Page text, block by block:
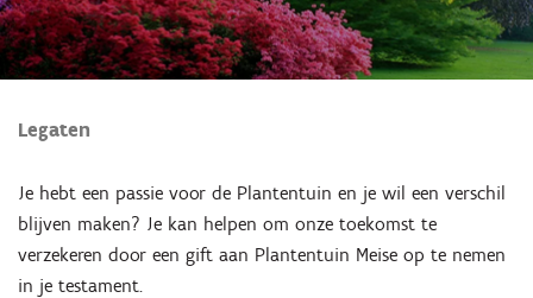
Legaten
Je hebt een passie voor de Plantentuin en je wil een verschil
blijven maken? Je kan helpen om onze toekomst te
verzekeren door een gift aan Plantentuin Meise op te nemen
in je testament.